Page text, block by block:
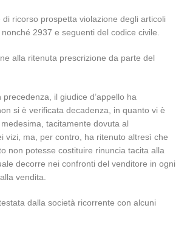
ricorso prospetta violazione degli articoli
2937 e seguenti del codice civile.
alla ritenuta prescrizione da parte del
il giudice d’appello ha
si è verificata decadenza, in quanto vi è
tacitamente dovuta al
vizi, ma, per contro, ha ritenuto altresì che
non potesse costituire rinuncia tacita alla
decorre nei confronti del venditore in ogni
vendita.
dalla società ricorrente con alcuni